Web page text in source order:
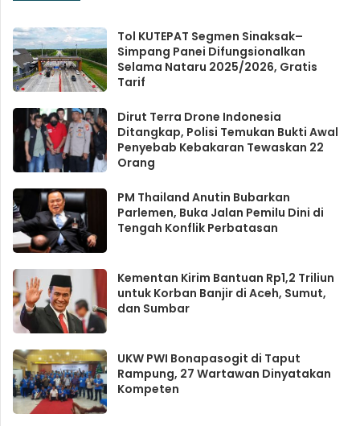
Tol KUTEPAT Segmen Sinaksak–
Simpang Panei Difungsionalkan
Selama Nataru 2025/2026, Gratis
Tarif
Dirut Terra Drone Indonesia
Ditangkap, Polisi Temukan Bukti Awal
Penyebab Kebakaran Tewaskan 22
Orang
PM Thailand Anutin Bubarkan
Parlemen, Buka Jalan Pemilu Dini di
Tengah Konflik Perbatasan
Kementan Kirim Bantuan Rp1,2 Triliun
untuk Korban Banjir di Aceh, Sumut,
dan Sumbar
UKW PWI Bonapasogit di Taput
Rampung, 27 Wartawan Dinyatakan
Kompeten